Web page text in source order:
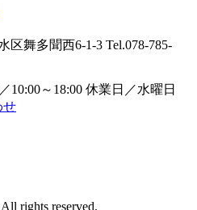
区舞多聞西6-1-3 Tel.078-785-
10:00～18:00 休業日／水曜日
せ
rights reserved.